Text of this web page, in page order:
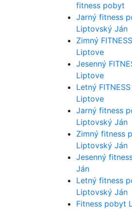
fitness pobyt
Jarný fitness
Liptovský Ján
Zimný
Liptove
Jesenný
Liptove
Letný
Liptove
Jarný fitness
Liptovský Ján
Zimný fitness
Liptovský Ján
Jesenný
Ján
Letný fitness
Liptovský Ján
Fitness pobyt